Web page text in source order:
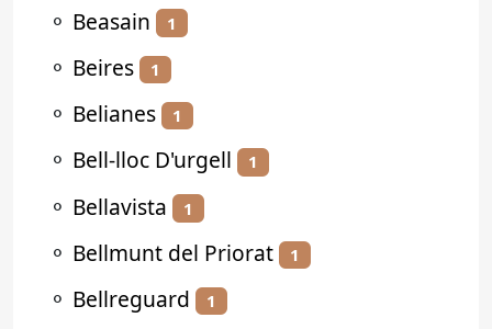
⚬ Beasain 1
⚬ Beires 1
⚬ Belianes 1
⚬ Bell-lloc D'urgell 1
⚬ Bellavista 1
⚬ Bellmunt del Priorat 1
⚬ Bellreguard 1